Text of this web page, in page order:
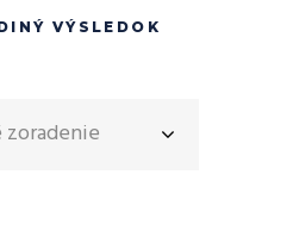
VÝSLEDOK
zoradenie